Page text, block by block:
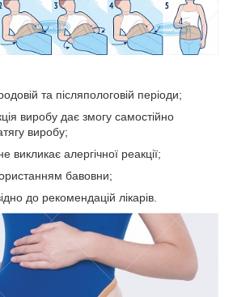
та післяпологовій періоди;
виробу дає змогу самостійно
виробу;
викликає алергічної реакції;
бавовни;
до рекомендацій лікарів.